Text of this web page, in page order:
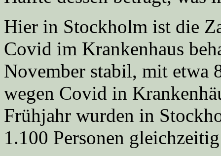
Hier in Stockholm ist die
Covid im Krankenhaus
November stabil, mit etwa
wegen Covid in
Frühjahr wurden in
1.100 Personen